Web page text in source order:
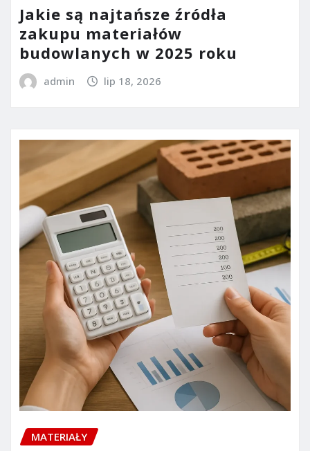
Jakie są najtańsze źródła
zakupu materiałów
budowlanych w 2025 roku
admin lip 18, 2026
MATERIAŁY